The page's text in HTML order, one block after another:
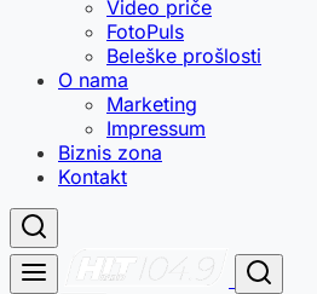
Video priče
FotoPuls
Beleške prošlosti
O nama
Marketing
Impressum
Biznis zona
Kontakt